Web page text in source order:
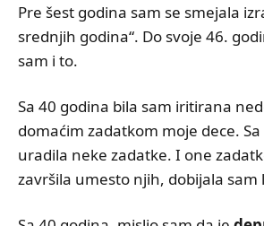
Pre šest godina sam se smejala
srednjih godina“. Do svoje 46.
sam i to.
Sa 40 godina bila sam iritirana
domaćim zadatkom moje dece.
uradila neke zadatke. I one
završila umesto njih, dobijala sam